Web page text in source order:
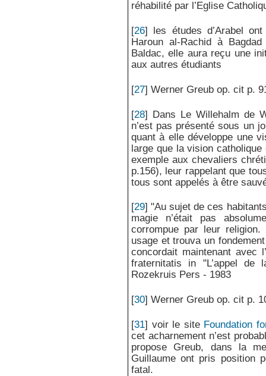
réhabilité par l’Eglise
[26] les études d’Arabel
Haroun al-Rachid à
Baldac, elle aura reçu une
aux autres étudiants
[27] Werner Greub op. cit p.
[28] Dans Le Willehalm de
n’est pas présenté sous un
quant à elle développe une
large que la vision catholique
exemple aux chevaliers
p.156), leur rappelant que
tous sont appelés à être
[29]"Au sujet de ces
magie n’était pas
corrompue par leur
usage et trouva un
concordait maintenant avec
fraternitatis in "L’appel de
Rozekruis Pers - 1983
[30] Werner Greub op. cit p.
[31] voir le site Foundation
cet acharnement n’est
propose Greub, dans la
Guillaume ont pris position
fatal.